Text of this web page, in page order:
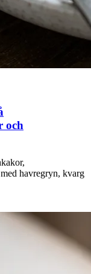
och
havregryn, kvarg